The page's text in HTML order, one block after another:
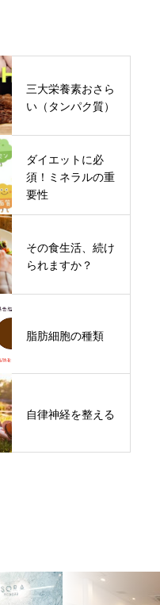
三大栄養素おさら
い（タンパク質）
ダイエットに必
須！ミネラルの重
要性
その食生活、続け
られますか？
脂肪細胞の種類
自律神経を整える